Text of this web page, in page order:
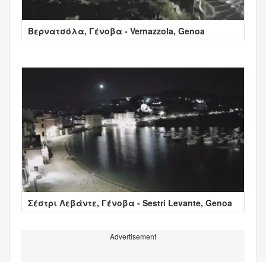
Βερνατσόλα, Γένοβα - Vernazzola, Genoa
Σέστρι Λεβάντε, Γένοβα - Sestri Levante, Genoa
Advertisement